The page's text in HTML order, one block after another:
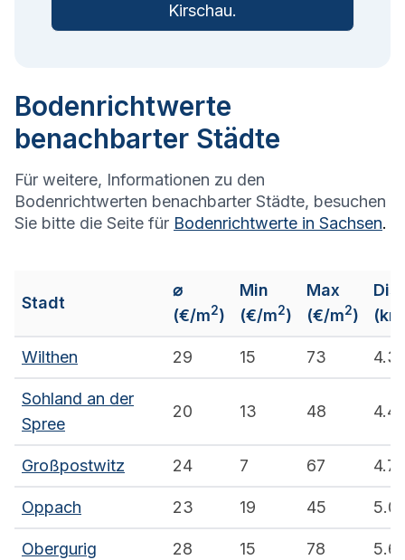
Kirschau.
Bodenrichtwerte
benachbarter Städte
Für weitere, Informationen zu den
Bodenrichtwerten benachbarter Städte, besuchen
Sie bitte die Seite für Bodenrichtwerte in Sachsen.
Stadt
⌀
(€/m2)
Min
(€/m2)
Max
(€/m2)
Wilthen 29 15 73 4.3
Sohland an der
Spree
20 13 48 4.4
Großpostwitz 24 7 67 4.7
Oppach 23 19 45 5.0
Obergurig 28 15 78 5.6